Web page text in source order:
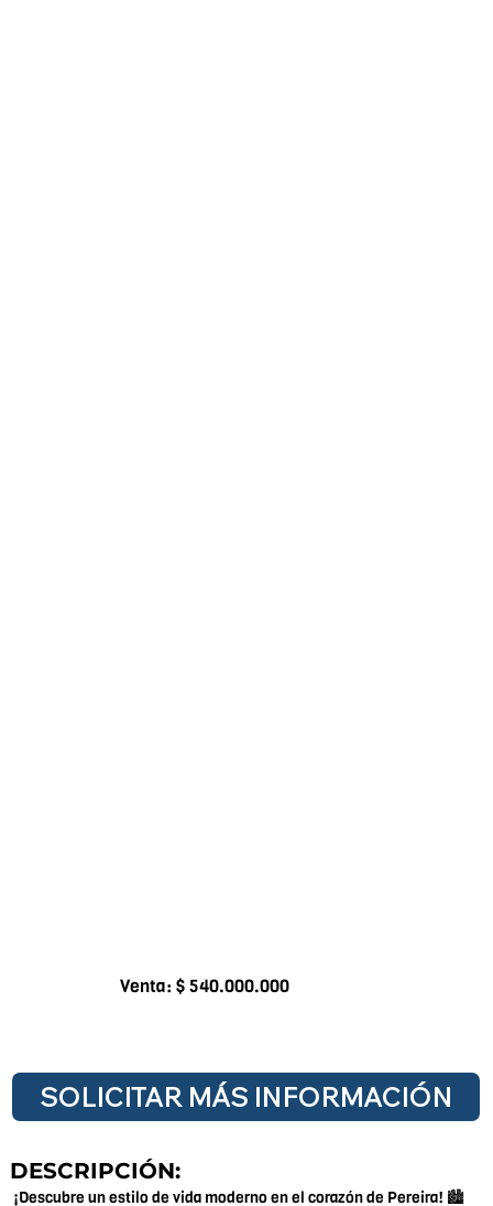
Venta: $ 540.000.000
SOLICITAR MÁS INFORMACIÓN
DESCRIPCIÓN:
¡Descubre un estilo de vida moderno en el corazón de Pereira! 🏙️